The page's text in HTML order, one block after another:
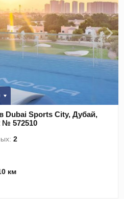
Dubai Sports City, Дубай,
№ 572510
2
км